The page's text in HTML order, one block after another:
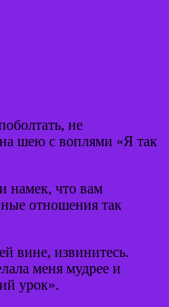
не
шею с воплями «Я так
намек, что вам
отношения так
вине, извинитесь.
меня мудрее и
урок».